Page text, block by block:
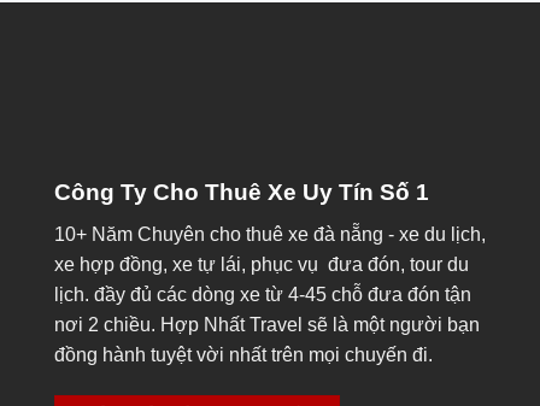
Công Ty Cho Thuê Xe Uy Tín Số 1
10+ Năm Chuyên cho thuê xe đà nẵng - xe du lịch,
xe hợp đồng, xe tự lái, phục vụ đưa đón, tour du
lịch. đầy đủ các dòng xe từ 4-45 chỗ đưa đón tận
nơi 2 chiều. Hợp Nhất Travel sẽ là một người bạn
đồng hành tuyệt vời nhất trên mọi chuyến đi.